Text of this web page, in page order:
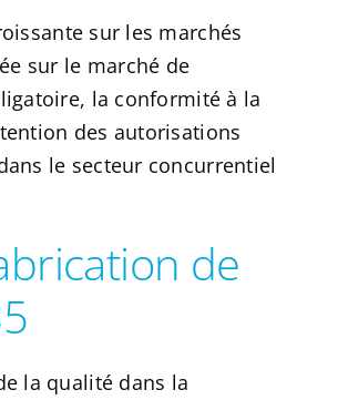
sur les marchés
sur le marché de
la conformité à la
des autorisations
le secteur concurrentiel
de
la qualité dans la